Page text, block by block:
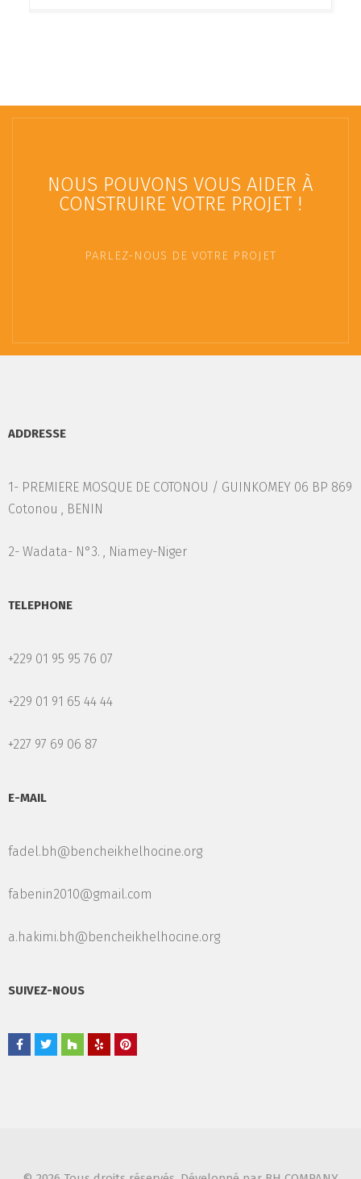
NOUS POUVONS VOUS AIDER À
CONSTRUIRE VOTRE PROJET !
PARLEZ-NOUS DE VOTRE PROJET
ADDRESSE
1- PREMIERE MOSQUE DE COTONOU / GUINKOMEY 06 BP 869
Cotonou , BENIN
2- Wadata- N°3. , Niamey-Niger
TELEPHONE
+229 01 95 95 76 07
+229 01 91 65 44 44
+227 97 69 06 87
E-MAIL
fadel.bh@bencheikhelhocine.org
fabenin2010@gmail.com
a.hakimi.bh@bencheikhelhocine.org
SUIVEZ-NOUS